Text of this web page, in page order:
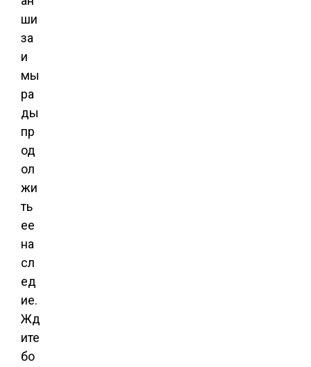
ши
за
и
мы
ра
ды
пр
од
ол
жи
ть
ее
на
сл
ед
ие.
Жд
ите
бо